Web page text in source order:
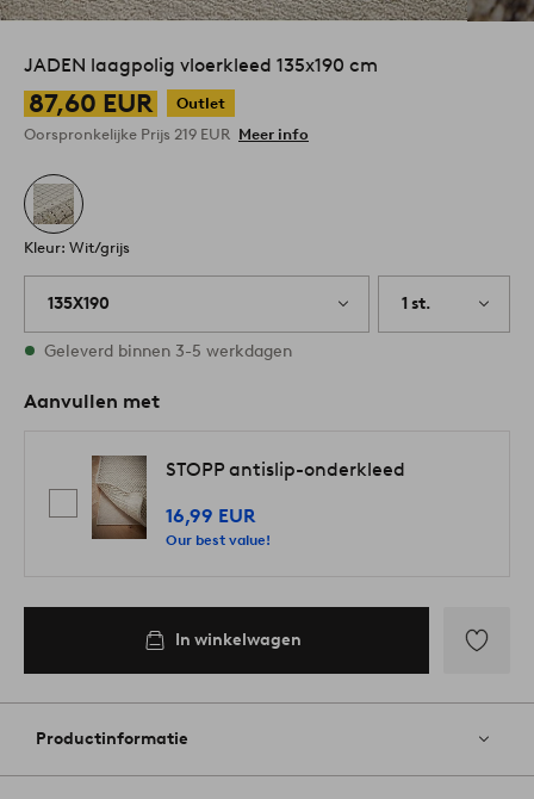
JADEN laagpolig vloerkleed 135x190 cm
87,60 EUR
Outlet
Oorspronkelijke Prijs 219 EUR Meer info
Kleur: Wit/grijs
135X190 1 st.
Op voorraad
Geleverd binnen 3-5 werkdagen
Aanvullen met
STOPP antislip-onderkleed
16,99 EUR
Our best value!
In winkelwagen
aan
Productinformatie